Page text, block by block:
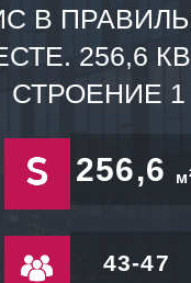
В
256,6
СТРОЕНИЕ 1
256,6 м
43-47